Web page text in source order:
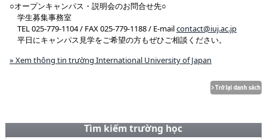
○オープンキャンパス・説明会のお問合せ先○
学生募集事務室
TEL 025-779-1104 / FAX 025-779-1188 / E-mailcontact@iuj.ac.jp
平日にキャンパス見学をご希望の方もぜひご相談ください。
» Xem thông tin trường International University of Japan
Tìm kiếm trường học